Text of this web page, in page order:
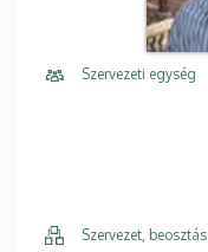
Szervezeti egység
Szervezet, beosztás